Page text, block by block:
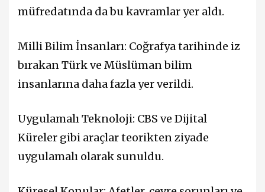
müfredatında da bu kavramlar yer aldı.
Milli Bilim İnsanları: Coğrafya tarihinde iz
bırakan Türk ve Müslüman bilim
insanlarına daha fazla yer verildi.
Uygulamalı Teknoloji: CBS ve Dijital
Küreler gibi araçlar teorikten ziyade
uygulamalı olarak sunuldu.